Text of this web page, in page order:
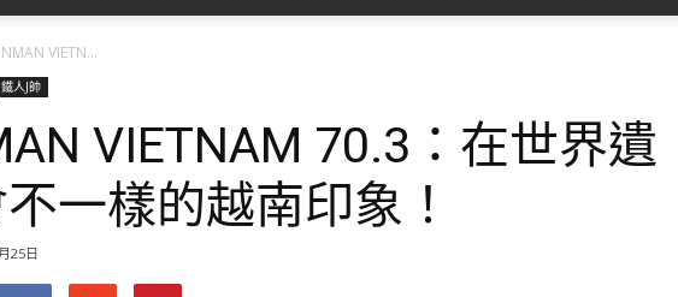
VIETN...
鐵人J帥
VIETNAM 70.3：在世界遺
一樣的越南印象！
25日